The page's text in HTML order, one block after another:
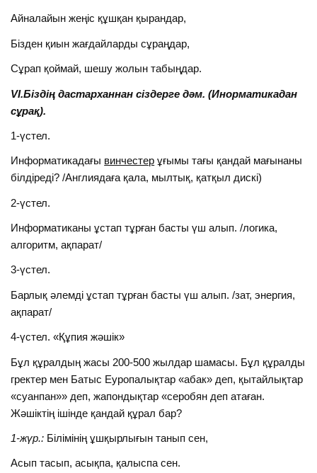
Айналайын жеңіс құшқан қырандар,
Бізден қиын жағдайларды сұраңдар,
Сұрап қоймай, шешу жолын табыңдар.
VI.Біздің дастарханнан сіздерге дәм. (Инорматикадан
сұрақ).
1-үстел.
Информатикадағы винчестер ұғымы тағы қандай мағынаны
білдіреді? /Англиядаға қала, мылтық, қатқыл дискі)
2-үстел.
Информатиканы ұстап тұрған басты үш алып. /логика,
алгоритм, ақпарат/
3-үстел.
Барлық әлемді ұстап тұрған басты үш алып. /зат, энергия,
ақпарат/
4-үстел. «Құпия жәшік»
Бұл құралдың жасы 200-500 жылдар шамасы. Бұл құралды
гректер мен Батыс Еуропалықтар «абак» деп, қытайлықтар
«суанпан»» деп, жапондықтар «серобян деп атаған.
Жәшіктің ішінде қандай құрал бар?
1-жүр.: Білімінің ұшқырлығын танып сен,
Асып тасып, асықпа, қалыспа сен.